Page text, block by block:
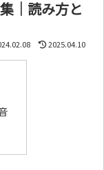
｜読み方と
2025.04.10